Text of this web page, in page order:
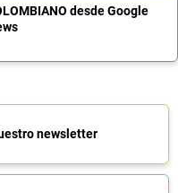
desde Google
newsletter